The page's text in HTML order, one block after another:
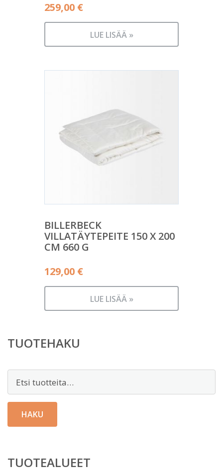
259,00 €
LUE LISÄÄ »
BILLERBECK
VILLATÄYTEPEITE 150 X 200
CM 660 G
129,00 €
LUE LISÄÄ »
TUOTEHAKU
HAKU
TUOTEALUEET